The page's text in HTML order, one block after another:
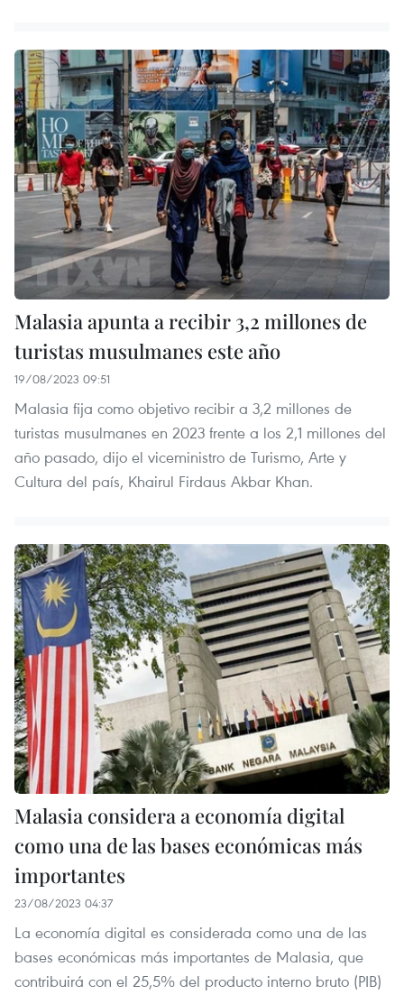
Malasia apunta a recibir 3,2 millones de
turistas musulmanes este año
19/08/2023 09:51
Malasia fija como objetivo recibir a 3,2 millones de
turistas musulmanes en 2023 frente a los 2,1 millones del
año pasado, dijo el viceministro de Turismo, Arte y
Cultura del país, Khairul Firdaus Akbar Khan.
Malasia considera a economía digital
como una de las bases económicas más
importantes
23/08/2023 04:37
La economía digital es considerada como una de las
bases económicas más importantes de Malasia, que
contribuirá con el 25,5% del producto interno bruto (PIB)